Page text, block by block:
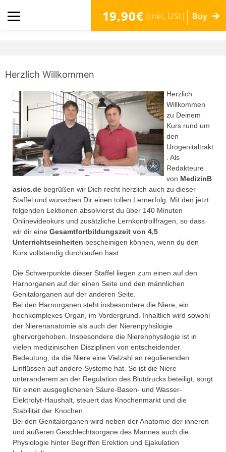
19,90€ (inkl. USt) Buy
Herzlich Willkommen
Herzlich
Willkommen
zu Deinem
Kurs rund um
den
Urogenitaltrakt
. Als
Redakteure
von MedizinB
asics.de begrüßen wir Dich recht herzlich auch zu dieser
Staffel und wünschen Dir einen tollen Lernerfolg. Mit den jetzt
folgenden Lektionen absolvierst du über 140 Minuten
Onlinevideokurs und zusätzliche Lernkontrollfragen, so dass
wir dir eine Gesamtfortbildungszeit von 4,5
Unterrichtseinheiten bescheinigen können, wenn du den
Kurs vollständig durchlaufen hast.
Die Schwerpunkte dieser Staffel liegen zum einen auf den
Harnorganen auf der einen Seite und den männlichen
Genitalorganen auf der anderen Seite.
Bei den Harnorganen steht insbesondere die Niere, ein
hochkomplexes Organ, im Vordergrund. Inhaltlich wird sowohl
der Nierenanatomie als auch der Nierenpyhsilogie
ghervorgehoben. Insbesondere die Nierenphysilogie ist in
vielen medizinischen Disziplinen von entscheidender
Bedeutung, da die Niere eine Vielzahl an regulierenden
Einflüssen auf andere Systeme hat. So ist die Niere
unteranderem an der Regulation des Blutdrucks beteiligt, sorgt
für einen ausgeglichenen Säure-Basen- und Wasser-
Elektrolyt-Haushalt, steuert das Knochenmarkt und die
Stabilität der Knochen.
Bei den Genitalorganen wird neben der Anatomie der inneren
und äußeren Geschlechtsorgane des Mannes auch die
Physiologie hinter Begriffen Erektion und Ejakulation